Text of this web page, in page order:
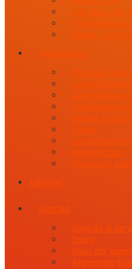
Das Haus der
Kinder- und
Arbeitsfelder
Über uns:
Mobile
KiJuPa
Jugendschutz
Förderung
Kalender
Kontakt
Kontakt &
Team
Haus der
Allgemeine